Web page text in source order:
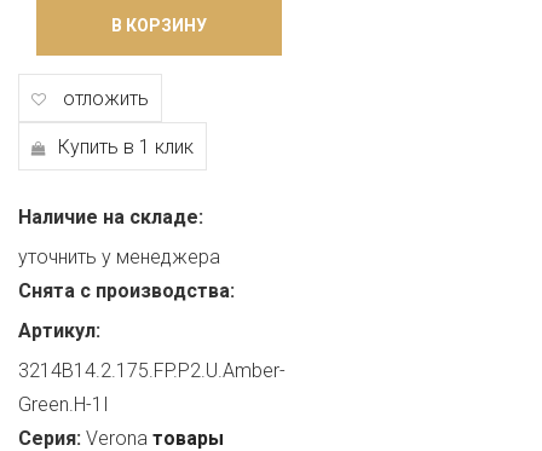
В КОРЗИНУ
отложить
Купить в 1 клик
Наличие на складе:
уточнить у менеджера
Снята с производства:
Артикул:
3214B14.2.175.FP.P2.U.Amber-
Green.H-1I
Серия: Verona товары